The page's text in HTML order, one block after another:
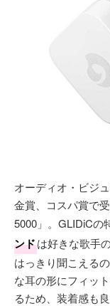
オーディオ・ビジ
金賞、コスパ賞で
5000」。GLIDiCの
ンドは好きな歌手
はっきり聞こえる
な耳の形にフィッ
るため、装着感も